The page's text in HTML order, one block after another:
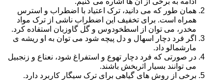
همان طور که می دانید، ترک اعتیاد با اضطراب و استرس
همراه است. برای تخفیف این اضطراب ناشی از ترک مواد
مخدر، می توان از اسطخودوس و گل گاوزبان استفاده کرد.
اگر فرد دچار اسهال و دل پیچه شود می توان به او ریشه ی
مارشمالو داد.
در صورتی که فرد دچار تهوع و استفراغ شود، نعناع و زنجبیل
می توانند بسیار اثربخش باشند.
برخی از روش های گیاهی برای ترک سیگار کاربرد دارد.